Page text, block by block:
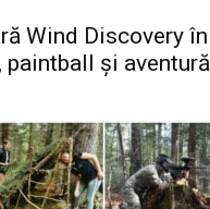
Wind Discovery în
și aventură